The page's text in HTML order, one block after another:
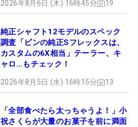
2026年8月6日 (木) 16時45分 19
純正シャフト12モデルのスペック
調査「ピンの純正Sフレックスは、
カスタムの6X相当」テーラー、キ
ャロ…もチェック！
2026年8月5日 (水) 16時15分 13
「全部食べたら太っちゃうよ！」小
祝さくらが大量のお菓子を前に満面